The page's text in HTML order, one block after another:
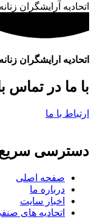
اتحادیه آرایشگران
اتحادیه ارایشگران
با ما در تماس
ارتباط با ما
دسترسی
صفحه اصلی
درباره ما
اخبار سایت
اتحادیه های